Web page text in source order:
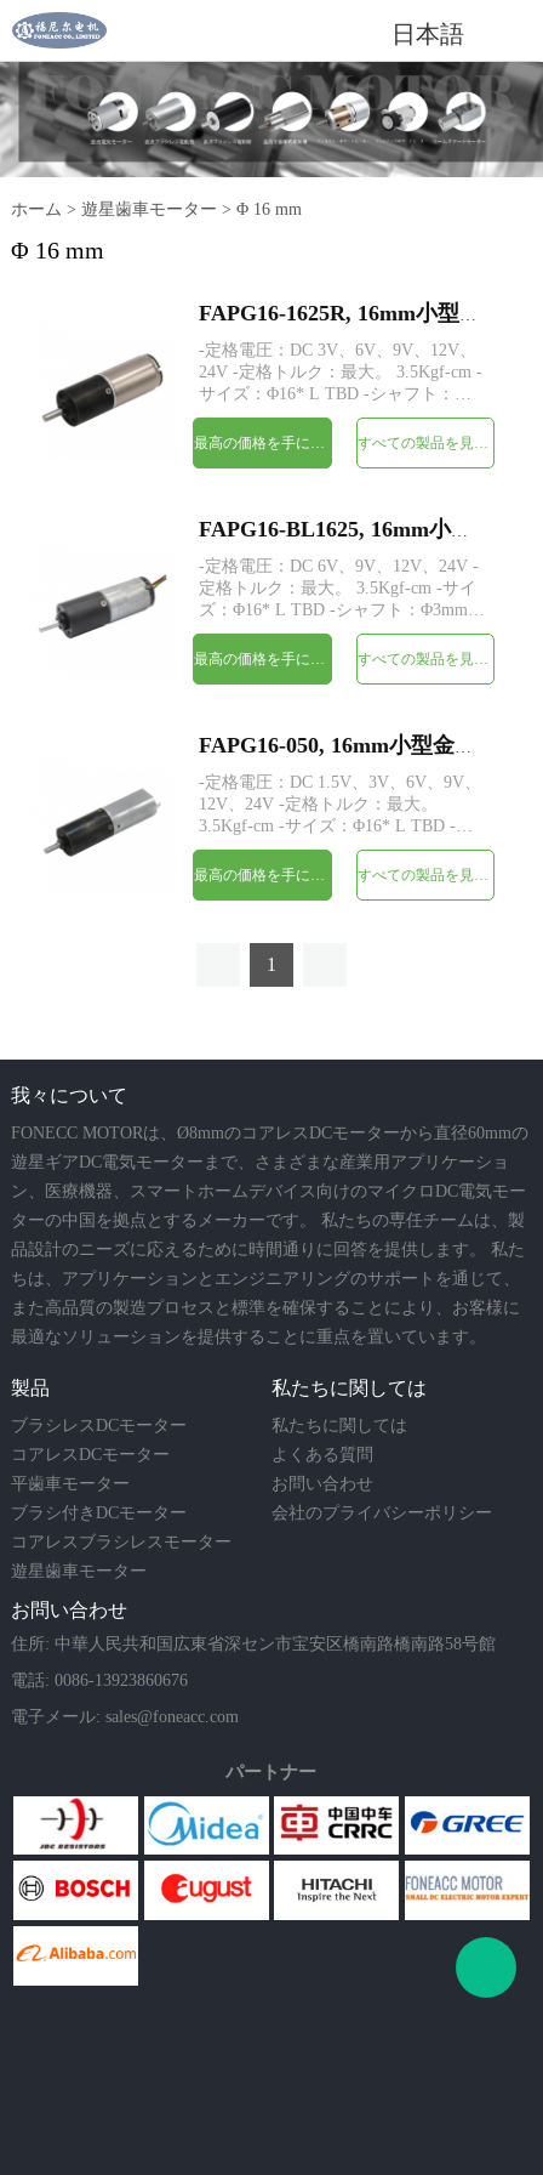
日本語
ホーム > 遊星歯車モーター > Φ 16 mm
Φ 16 mm
-定格電圧：DC 3V、6V、9V、12V、
24V -定格トルク：最大。 3.5Kgf-cm -
サイズ：Φ16* L TBD -シャフト：
Φ3mmDカット0.5mm -エンコーダー：
磁気エンコーダー -MOQ：500個
FAPG16-BL1625, 16mm小型金属プラネタリギアヘッドDC電気モーター
-定格電圧：DC 6V、9V、12V、24V -
定格トルク：最大。 3.5Kgf-cm -サイ
ズ：Φ16* L TBD -シャフト：Φ3mmD
カット0.5mm -制御：ホールセンサー
付きの内蔵ドライバーボード -MOQ：
FAPG16-050, 16mm小型金属プラネタリギアヘッドDC電気モーター
-定格電圧：DC 1.5V、3V、6V、9V、
12V、24V -定格トルク：最大。
3.5Kgf-cm -サイズ：Φ16* L TBD -シ
ャフト：Φ3mmDカット0.5mm -エンコ
ーダー：磁気エンコーダー -MOQ：
1
我々について
FONECC MOTORは、Ø8mmのコアレスDCモーターから直径60mmの
遊星ギアDC電気モーターまで、さまざまな産業用アプリケーショ
ン、医療機器、スマートホームデバイス向けのマイクロDC電気モー
ターの中国を拠点とするメーカーです。 私たちの専任チームは、製
品設計のニーズに応えるために時間通りに回答を提供します。 私た
ちは、アプリケーションとエンジニアリングのサポートを通じて、
また高品質の製造プロセスと標準を確保することにより、お客様に
最適なソリューションを提供することに重点を置いています。
製品
ブラシレスDCモーター
コアレスDCモーター
平歯車モーター
ブラシ付きDCモーター
コアレスブラシレスモーター
遊星歯車モーター
私たちに関しては
私たちに関しては
よくある質問
お問い合わせ
会社のプライバシーポリシー
お問い合わせ
住所: 中華人民共和国広東省深セン市宝安区橋南路橋南路58号館
電話: 0086-13923860676
電子メール: sales@foneacc.com
パートナー